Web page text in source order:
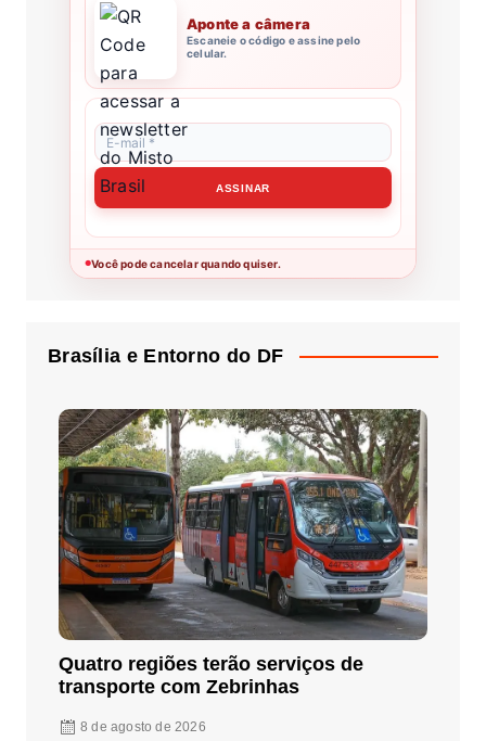
Aponte a câmera
Escaneie o código e assine pelo
celular.
●Você pode cancelar quando quiser.
Brasília e Entorno do DF
Quatro regiões terão serviços de
transporte com Zebrinhas
8 de agosto de 2026